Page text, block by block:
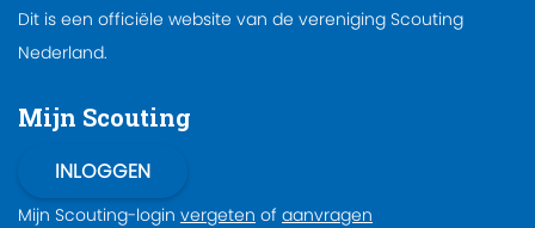
Dit is een officiële website van de vereniging Scouting
Nederland.
Mijn Scouting
Mijn Scouting-login vergeten of aanvragen